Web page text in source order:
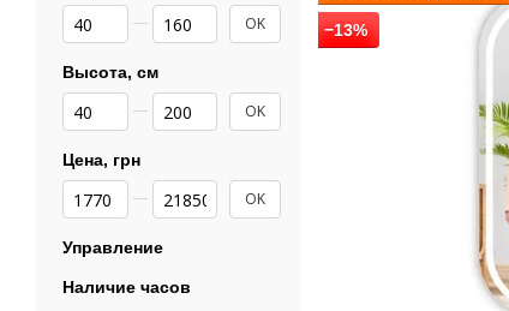
−13%
От Ширина, см
До Ширина, см OK
Высота, см
От Высота, см
До Высота, см OK
Цена, грн
От Цена, грн
До Цена, грн OK
Управление
Наличие часов